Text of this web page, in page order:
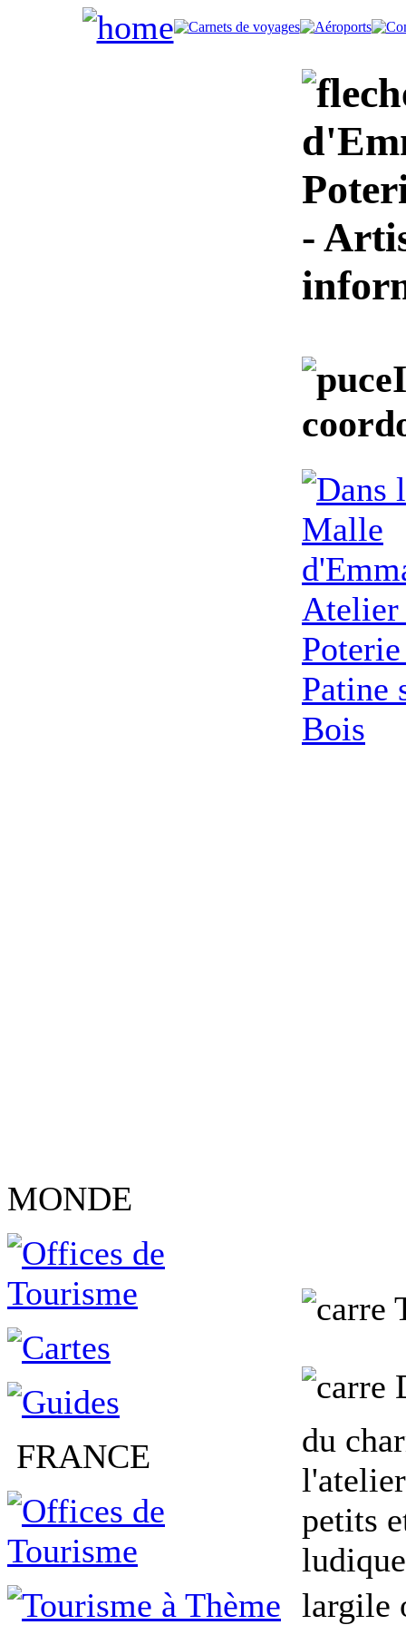
MONDE
FRANCE
-
du
petits